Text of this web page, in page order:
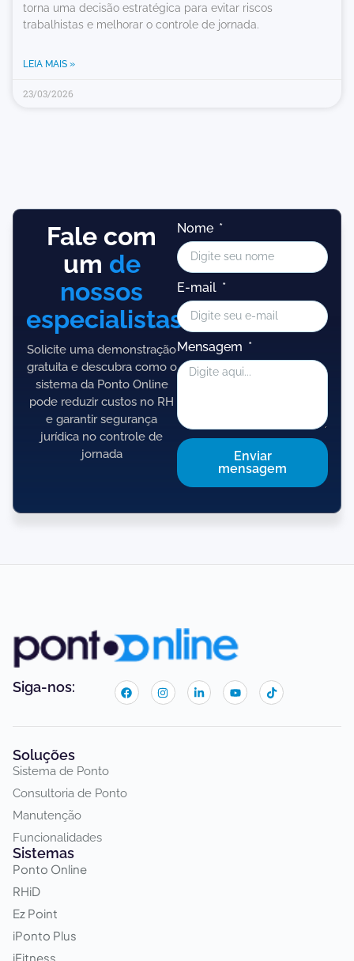
torna uma decisão estratégica para evitar riscos
trabalhistas e melhorar o controle de jornada.
LEIA MAIS »
23/03/2026
Fale com
um de
nossos
especialistas!
Solicite uma demonstração
gratuita e descubra como o
sistema da Ponto Online
pode reduzir custos no RH
e garantir segurança
jurídica no controle de
jornada
Nome
E-mail
Mensagem
Enviar
mensagem
Siga-nos:
Soluções
Sistema de Ponto
Consultoria de Ponto
Manutenção
Funcionalidades
Sistemas
Ponto Online
RHiD
Ez Point
iPonto Plus
iFitness